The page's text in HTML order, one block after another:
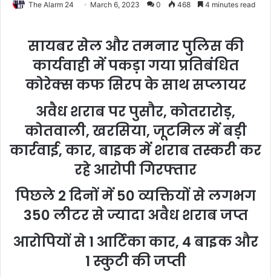
The Alarm 24 March 6, 2023 0 468 4 minutes read
सायबर सेल और तमनार पुलिस की
कार्यवाही में पकड़ा गया प्रतिबंधित
कोरेक्स कफ सिरप के साथ सप्लायर
अवैध शराब पर पुसौर, कोतरारोड़,
कोतवाली, खरसिया, जूटमिल में बड़ी
कार्रवाई, कार, बाइक में शराब तस्करी कर
रहे आरोपी गिरफ्तार
पिछले 2 दिनों में 50 व्यक्तियों से लगभग
350 लीटर से ज्यादा अवैध शराब जप्त
आरोपियों से 1 आर्टिका कार, 4 बाइक और
1 स्कुटी की जप्ती